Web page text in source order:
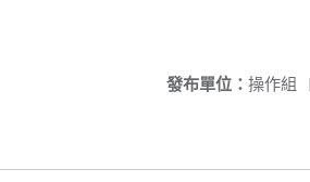
發布單位： 操作組 |